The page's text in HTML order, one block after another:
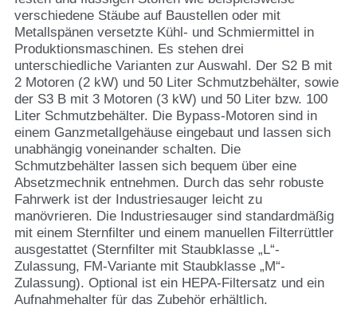
verschiedene Stäube auf Baustellen oder mit
Metallspänen versetzte Kühl- und Schmiermittel in
Produktionsmaschinen. Es stehen drei
unterschiedliche Varianten zur Auswahl. Der S2 B mit
2 Motoren (2 kW) und 50 Liter Schmutzbehälter, sowie
der S3 B mit 3 Motoren (3 kW) und 50 Liter bzw. 100
Liter Schmutzbehälter. Die Bypass-Motoren sind in
einem Ganzmetallgehäuse eingebaut und lassen sich
unabhängig voneinander schalten. Die
Schmutzbehälter lassen sich bequem über eine
Absetzmechnik entnehmen. Durch das sehr robuste
Fahrwerk ist der Industriesauger leicht zu
manövrieren. Die Industriesauger sind standardmäßig
mit einem Sternfilter und einem manuellen Filterrüttler
ausgestattet (Sternfilter mit Staubklasse „L“-
Zulassung, FM-Variante mit Staubklasse „M“-
Zulassung). Optional ist ein HEPA-Filtersatz und ein
Aufnahmehalter für das Zubehör erhältlich.